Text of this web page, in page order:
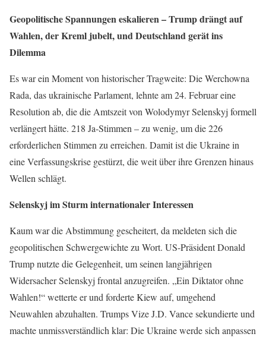
Geopolitische Spannungen eskalieren – Trump drängt auf
Wahlen, der Kreml jubelt, und Deutschland gerät ins
Dilemma
Es war ein Moment von historischer Tragweite: Die Werchowna
Rada, das ukrainische Parlament, lehnte am 24. Februar eine
Resolution ab, die die Amtszeit von Wolodymyr Selenskyj formell
verlängert hätte. 218 Ja-Stimmen – zu wenig, um die 226
erforderlichen Stimmen zu erreichen. Damit ist die Ukraine in
eine Verfassungskrise gestürzt, die weit über ihre Grenzen hinaus
Wellen schlägt.
Selenskyj im Sturm internationaler Interessen
Kaum war die Abstimmung gescheitert, da meldeten sich die
geopolitischen Schwergewichte zu Wort. US-Präsident Donald
Trump nutzte die Gelegenheit, um seinen langjährigen
Widersacher Selenskyj frontal anzugreifen. „Ein Diktator ohne
Wahlen!“ wetterte er und forderte Kiew auf, umgehend
Neuwahlen abzuhalten. Trumps Vize J.D. Vance sekundierte und
machte unmissverständlich klar: Die Ukraine werde sich anpassen